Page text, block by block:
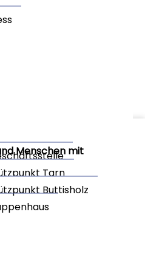
Tarn
Buttisholz
Menschen mit